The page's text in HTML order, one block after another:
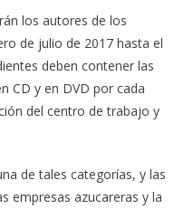
los autores de los
de julio de 2017 hasta el
deben contener las
CD y en DVD por cada
del centro de trabajo y
de tales categorías, y las
empresas azucareras y la